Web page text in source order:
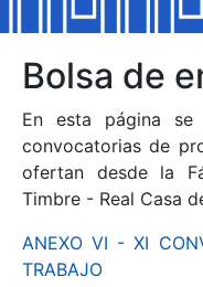
Mostrar/Ocultar
Mostrar/Ocultar
Mostrar/Ocultar
Bolsa de
En esta página se
convocatorias de
ofertan desde la
Timbre - Real Casa
ANEXO VI - XI
TRABAJO